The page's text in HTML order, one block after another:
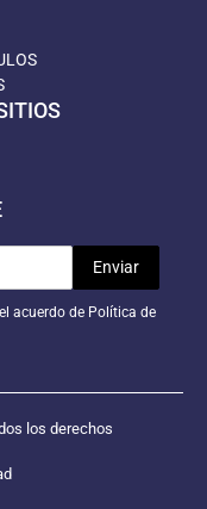
acuerdo de Política de
los derechos